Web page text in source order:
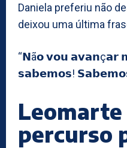
Daniela preferiu não
deixou uma última
“𝗡ã𝗼 𝘃𝗼𝘂 𝗮𝘃𝗮𝗻ç𝗮𝗿
𝘀𝗮𝗯𝗲𝗺𝗼𝘀!
percurso